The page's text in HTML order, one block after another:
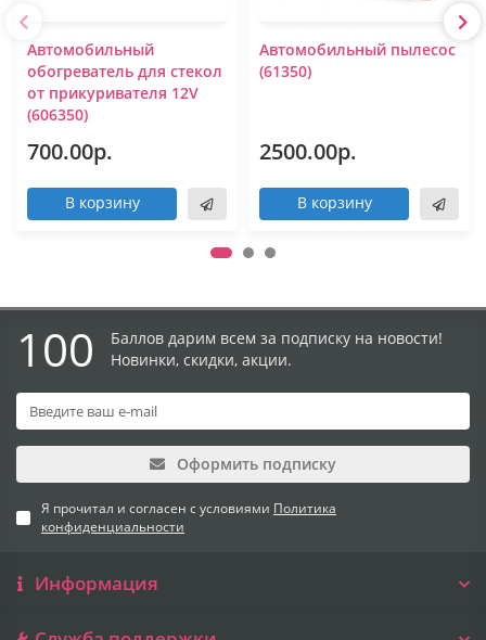
Автомобильный
обогреватель для стекол
от прикуривателя 12V
(606350)
700.00р.
В корзину
Автомобильный пылесос
(61350)
2500.00р.
В корзину
100
Баллов дарим всем за подписку на новости!
Новинки, скидки, акции.
Оформить подписку
Я прочитал и согласен с условиями Политика
конфиденциальности
Информация